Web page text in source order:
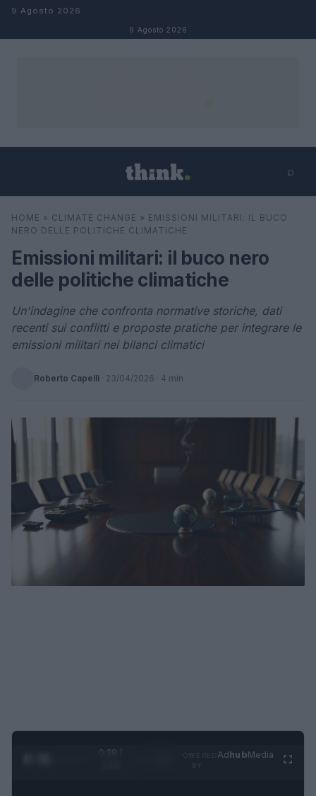
Salta al contenuto
9 Agosto 2026
9 Agosto 2026
⌕
Cerca ⌕
HOME » CLIMATE CHANGE » EMISSIONI MILITARI: IL BUCO
NERO DELLE POLITICHE CLIMATICHE
Emissioni militari: il buco nero
delle politiche climatiche
Un'indagine che confronta normative storiche, dati
recenti sui conflitti e proposte pratiche per integrare le
emissioni militari nei bilanci climatici
Roberto Capelli · 23/04/2026 · 4 min
0:29 /
AdhubMedia